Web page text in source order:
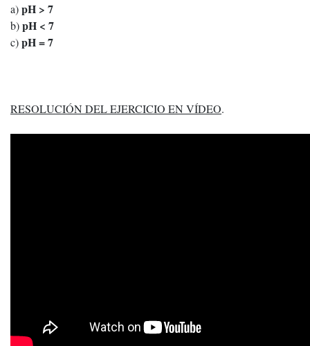
a)pH > 7
b)pH < 7
c)pH = 7
RESOLUCIÓN DEL EJERCICIO EN VÍDEO.